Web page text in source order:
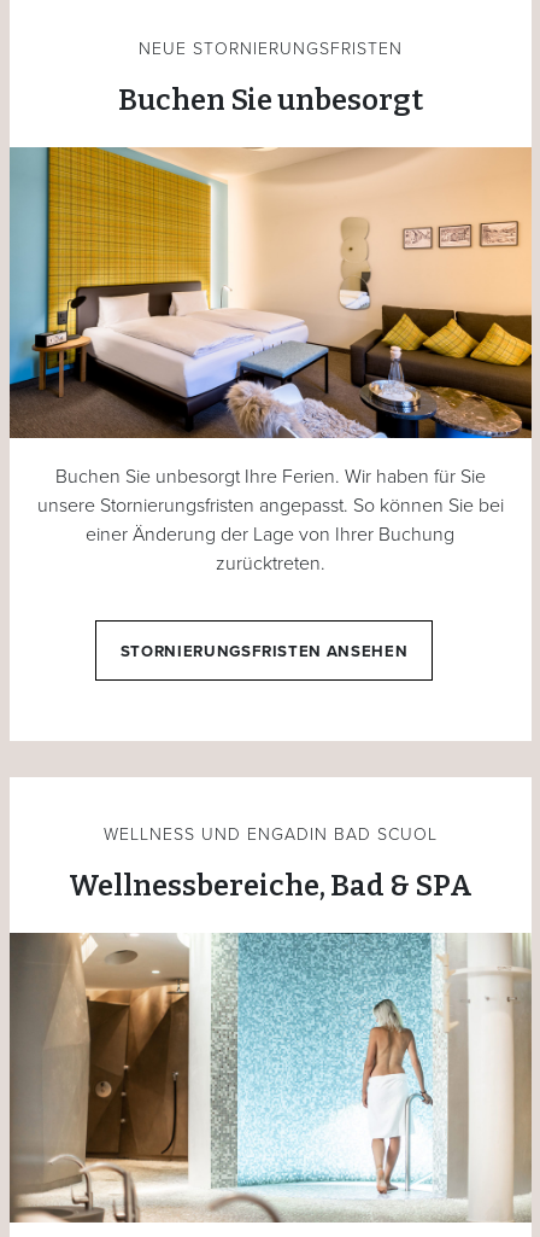
NEUE STORNIERUNGSFRISTEN
Buchen Sie unbesorgt
Buchen Sie unbesorgt Ihre Ferien. Wir haben für Sie
unsere Stornierungsfristen angepasst. So können Sie bei
einer Änderung der Lage von Ihrer Buchung
zurücktreten.
STORNIERUNGSFRISTEN ANSEHEN
WELLNESS UND ENGADIN BAD SCUOL
Wellnessbereiche, Bad & SPA